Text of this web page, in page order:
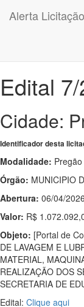
Alerta Licitação
Edital
Cidade:
Identificador desta
Modalidade:
Órgão: MUNICIPIO
Abertura: 06/04/
Valor: R$
Objeto: [Portal de
DE LAVAGEM E
MATERIAL,
REALIZAÇÃO DOS
SECRETARIA DE
Edital: Clique aqui